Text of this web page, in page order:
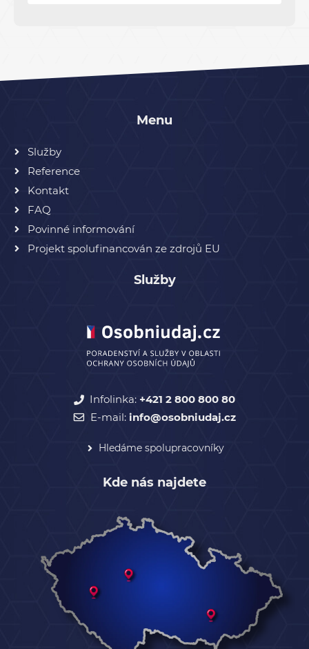
Infolinka: +421 2 800 800 80
E-mail: info@osobniudaj.cz
Hledáme spolupracovníky
Menu
Služby
Reference
Kontakt
FAQ
Povinné informování
Projekt spolufinancován ze zdrojů EU
Služby
Kde nás najdete